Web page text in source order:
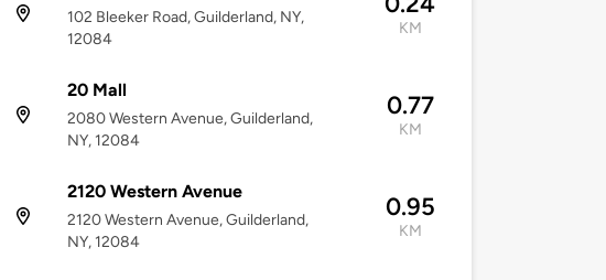
102 Bleeker Road, Guilderland, NY,
12084
KM
20 Mall
2080 Western Avenue, Guilderland,
NY, 12084
0.77
KM
2120 Western Avenue
2120 Western Avenue, Guilderland,
NY, 12084
0.95
KM